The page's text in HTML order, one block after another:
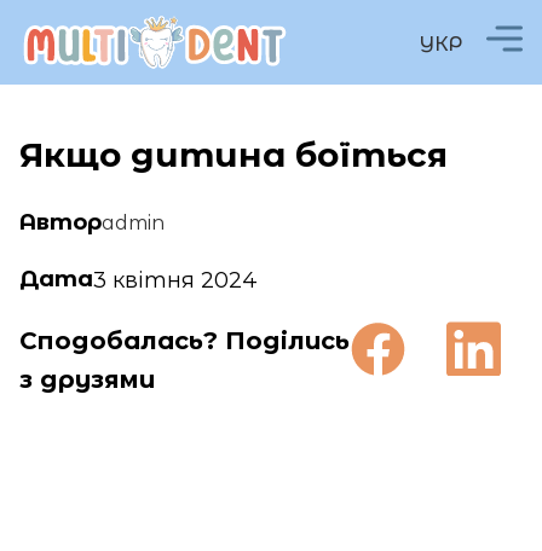
УКР
Якщо дитина боїться
Авторadmin
Дата3 квітня 2024
Сподобалась? Поділись
з друзями